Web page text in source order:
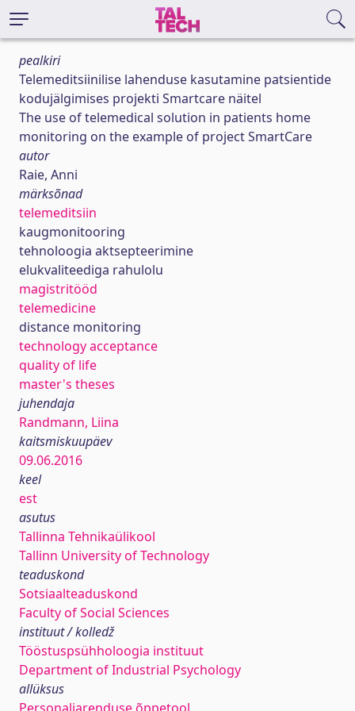
pealkiri
Telemeditsiinilise lahenduse kasutamine patsientide
kodujälgimises projekti Smartcare näitel
The use of telemedical solution in patients home
monitoring on the example of project SmartCare
autor
Raie, Anni
märksõnad
telemeditsiin
kaugmonitooring
tehnoloogia aktsepteerimine
elukvaliteediga rahulolu
magistritööd
telemedicine
distance monitoring
technology acceptance
quality of life
master's theses
juhendaja
Randmann, Liina
kaitsmiskuupäev
09.06.2016
keel
est
asutus
Tallinna Tehnikaülikool
Tallinn University of Technology
teaduskond
Sotsiaalteaduskond
Faculty of Social Sciences
instituut / kolledž
Tööstuspsühholoogia instituut
Department of Industrial Psychology
allüksus